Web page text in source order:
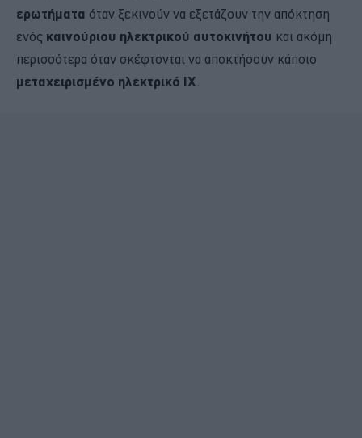
ερωτήματα όταν ξεκινούν να εξετάζουν την απόκτηση
ενός καινούριου ηλεκτρικού αυτοκινήτου και ακόμη
περισσότερα όταν σκέφτονται να αποκτήσουν κάποιο
μεταχειρισμένο ηλεκτρικό ΙΧ